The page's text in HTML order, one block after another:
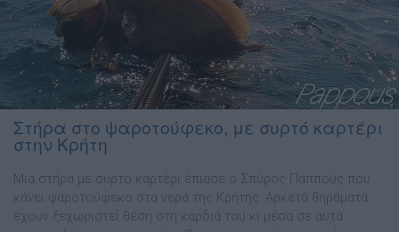
Στήρα στο ψαροτούφεκο, με συρτό καρτέρι
στην Κρήτη
Μια στήρα με συρτό καρτέρι έπιασε ο Σπύρος Παππούς που
κάνει ψαροτούφεκο στα νερά της Κρήτης. Αρκετά θηράματα
έχουν ξεχωριστεί θέση στη καρδιά του κι μέσα σε αυτά